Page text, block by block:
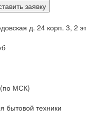
д. 24 корп. 3, 2
(по МСК)
бытовой техники